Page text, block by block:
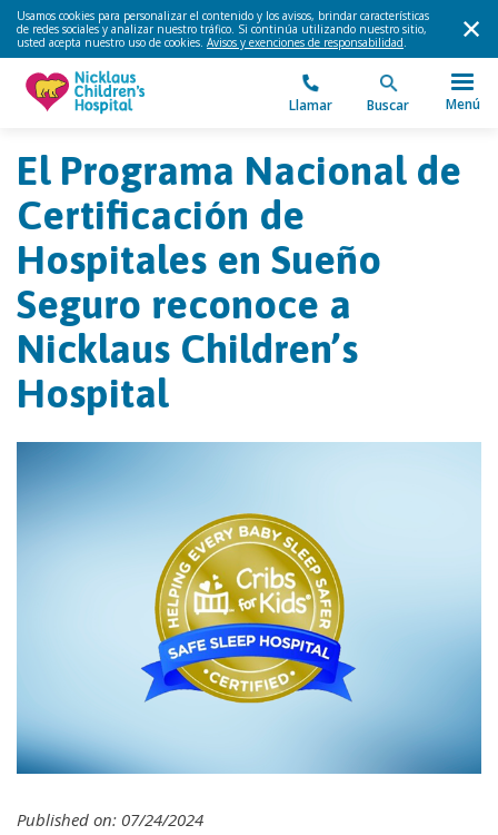
Usamos cookies para personalizar el contenido y los avisos, brindar características
de redes sociales y analizar nuestro tráfico. Si continúa utilizando nuestro sitio,
usted acepta nuestro uso de cookies. Avisos y exenciones de responsabilidad.
Llamar Buscar Menú
El Programa Nacional de
Certificación de
Hospitales en Sueño
Seguro reconoce a
Nicklaus Children’s
Hospital
Published on: 07/24/2024